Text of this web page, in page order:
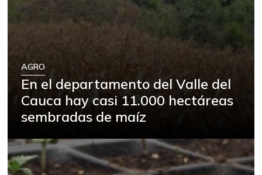
AGRO
En el departamento del Valle del
Cauca hay casi 11.000 hectáreas
sembradas de maíz